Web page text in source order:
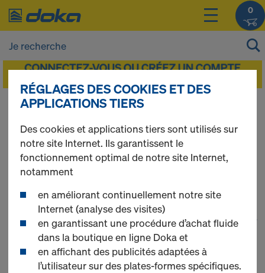
0
Vous pouvez afficher les prix de vos produits
Etaiements
47 produits trouvés 1
Le plus recherché
RÉGLAGES DES COOKIES ET DES
APPLICATIONS TIERS
Des cookies et applications tiers sont utilisés sur
notre site Internet. Ils garantissent le
fonctionnement optimal de notre site Internet,
notamment
en améliorant continuellement notre site
Internet (analyse des visites)
en garantissant une procédure d’achat fluide
dans la boutique en ligne Doka et
en affichant des publicités adaptées à
l’utilisateur sur des plates-formes spécifiques.